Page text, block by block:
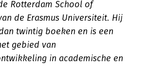
Rotterdam School of
de Erasmus Universiteit. Hij
twintig boeken en is een
gebied van
in academische en